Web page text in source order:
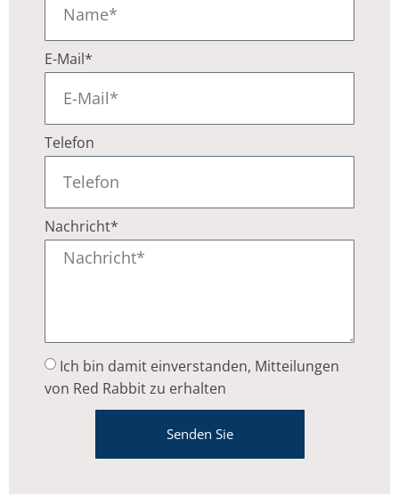
E-Mail*
Telefon
Nachricht*
Ich bin damit einverstanden, Mitteilungen
von Red Rabbit zu erhalten
Senden Sie